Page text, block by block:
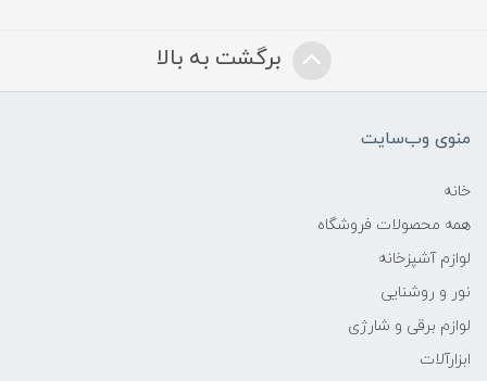
برگشت به بالا
منوی وب‌سایت
خانه
همه محصولات فروشگاه
لوازم آشپزخانه
نور و روشنایی
لوازم برقی و شارژی
ابزارآلات